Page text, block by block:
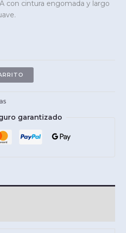
con cintura engomada y largo
garantizado